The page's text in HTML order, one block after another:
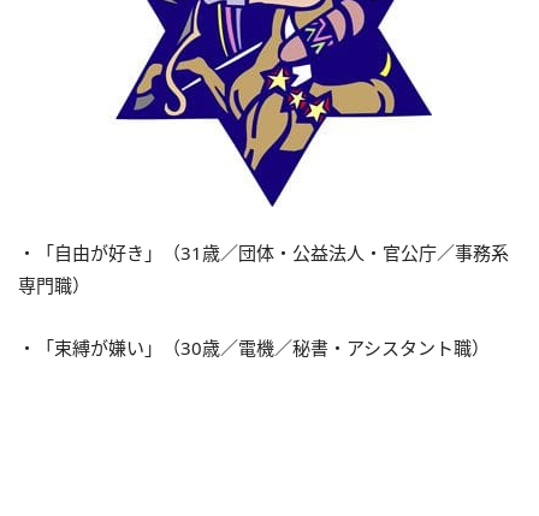
・「自由が好き」（31歳／団体・公益法人・官公庁／事務系
専門職）
・「束縛が嫌い」（30歳／電機／秘書・アシスタント職）